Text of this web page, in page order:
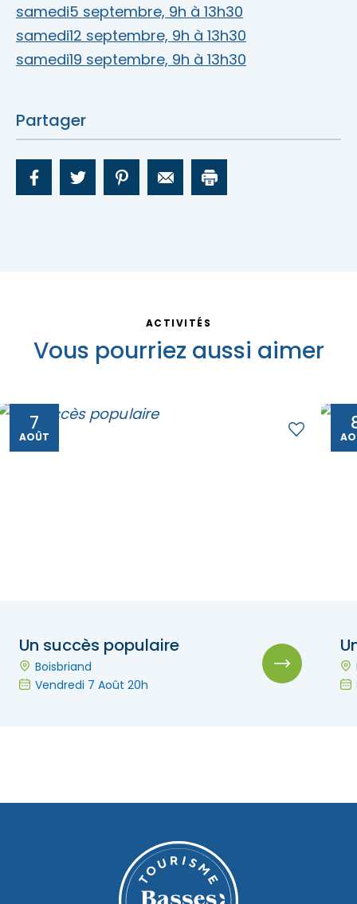
samedi5 septembre, 9h à 13h30
samedi12 septembre, 9h à 13h30
samedi19 septembre, 9h à 13h30
Partager
ACTIVITÉS
Vous pourriez aussi aimer
Un succès populaire
Boisbriand
Vendredi 7 Août 20h
7
AOÛT